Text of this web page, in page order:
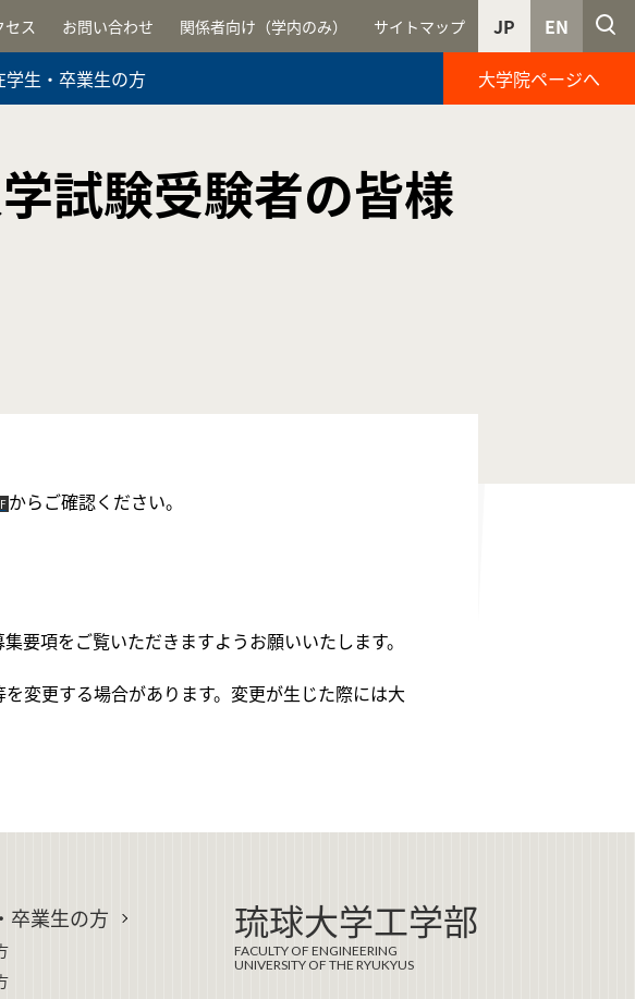
大学院ページへ
学生・卒業生の方
セス お問い合わせ 関係者向け（学内のみ） サイトマップ EN
JP
試験受験者の皆様
からご確認ください。
項をご覧いただきますようお願いいたします。
変更する場合があります。変更が生じた際には大
卒業生の方 琉球大学工学部
FACULTY OF ENGINEERING
UNIVERSITY OF THE RYUKYUS